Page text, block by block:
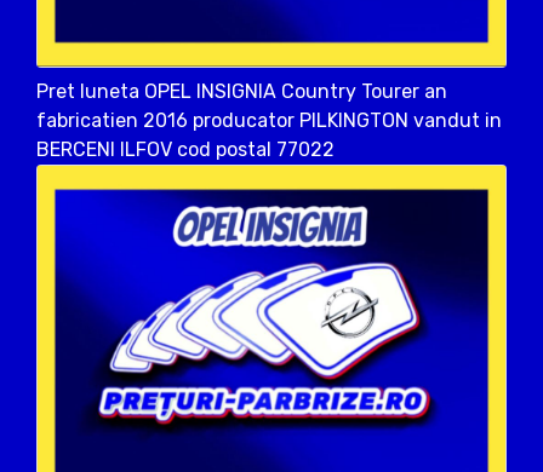
Pret luneta OPEL INSIGNIA Country Tourer an
fabricatien 2016 producator PILKINGTON vandut in
BERCENI ILFOV cod postal 77022